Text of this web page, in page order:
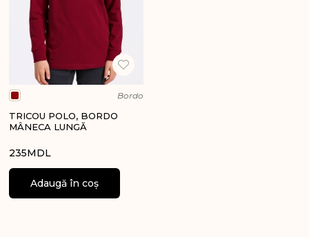
Bordo
TRICOU POLO, BORDO
MÂNECA LUNGĂ
235MDL
Adaugă în coș